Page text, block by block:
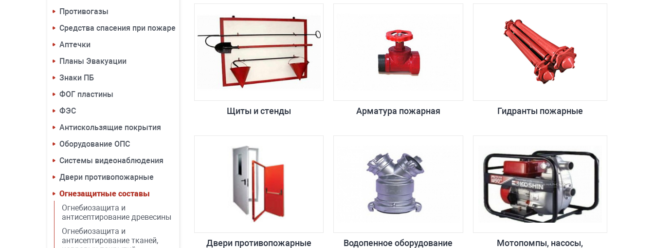
Противогазы
Средства спасения при пожаре
Аптечки
Планы Эвакуации
Знаки ПБ
ФОГ пластины
ФЭС
Антискользящие покрытия
Оборудование ОПС
Системы видеонаблюдения
Двери противопожарные
Огнезащитные составы
Огнебиозащита и
антисептирование древесины
Огнебиозащита и
антисептирование тканей,
Щиты и стенды Арматура пожарная Гидранты пожарные
Двери противопожарные Водопенное оборудование
Мотопомпы, насосы,